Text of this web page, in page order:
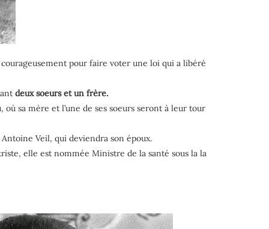
pour faire voter une loi qui a libéré
deux soeurs et un frère.
sa mère et l’une de ses soeurs seront à leur tour
Veil, qui deviendra son époux.
elle est nommée Ministre de la santé sous la la